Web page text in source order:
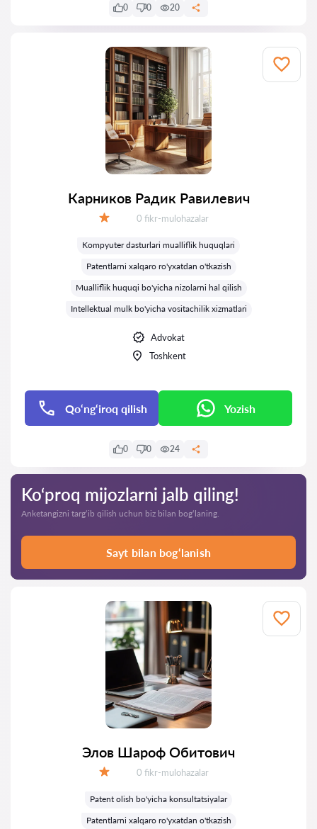
0 0 20
Карников Радик Равилевич
Fikrlar:
0 fikr-mulohazalar
Kompyuter dasturlari mualliflik huquqlari
Patentlarni xalqaro ro'yxatdan o'tkazish
Mualliflik huquqi bo'yicha nizolarni hal qilish
Intellektual mulk bo'yicha vositachilik xizmatlari
Advokat
Toshkent
Qo‘ng‘iroq qilish Yozish
0 0 24
Ko‘proq mijozlarni jalb qiling!
Anketangizni targ‘ib qilish uchun biz bilan bog‘laning.
Sayt bilan bog‘lanish
Элов Шароф Обитович
Fikrlar:
0 fikr-mulohazalar
Patent olish bo'yicha konsultatsiyalar
Patentlarni xalqaro ro'yxatdan o'tkazish